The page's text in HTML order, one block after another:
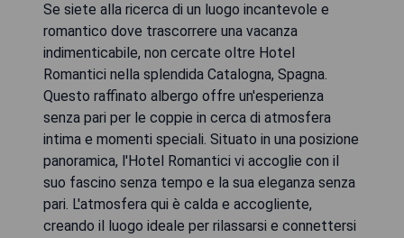
Se siete alla ricerca di un luogo incantevole e
romantico dove trascorrere una vacanza
indimenticabile, non cercate oltre Hotel
Romantici nella splendida Catalogna, Spagna.
Questo raffinato albergo offre un'esperienza
senza pari per le coppie in cerca di atmosfera
intima e momenti speciali. Situato in una posizione
panoramica, l'Hotel Romantici vi accoglie con il
suo fascino senza tempo e la sua eleganza senza
pari. L'atmosfera qui è calda e accogliente,
creando il luogo ideale per rilassarsi e connettersi